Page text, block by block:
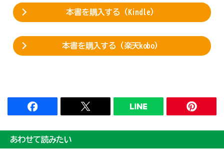
本書を購入する（Kindle）
本書を購入する（楽天kobo）
あわせて読みたい